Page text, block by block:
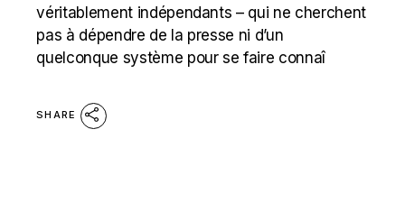
véritablement indépendants – qui ne cherchent
pas à dépendre de la presse ni d’un
quelconque système pour se faire connaî
SHARE